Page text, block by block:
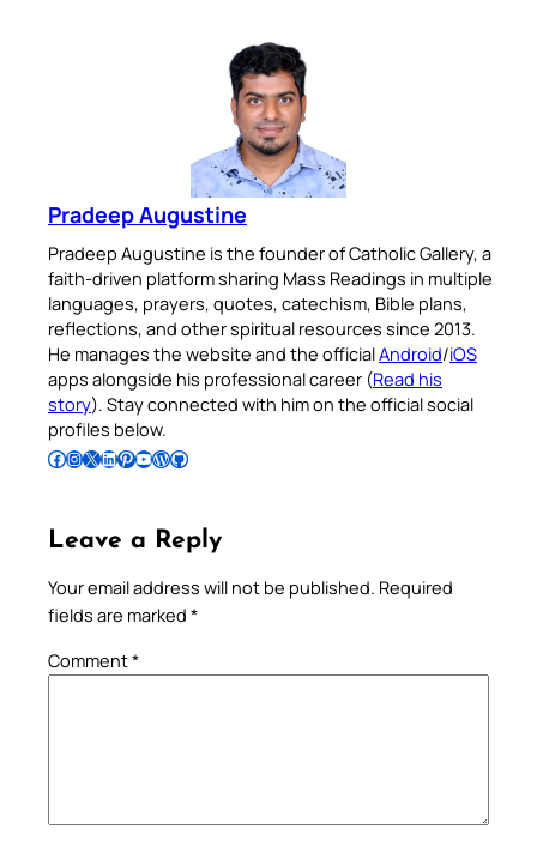
Pradeep Augustine
Pradeep Augustine is the founder of Catholic Gallery, a
faith-driven platform sharing Mass Readings in multiple
languages, prayers, quotes, catechism, Bible plans,
reflections, and other spiritual resources since 2013.
He manages the website and the officialAndroid/iOS
apps alongside his professional career (Read his
story). Stay connected with him on the official social
profiles below.
Follow Pradeep on Facebook Follow Pradeep on InstagramFollow Pradeep on X Follow Pradeep on LinkedIn Follow Pradeep on Pinterest Subscribe to Pradeep’s Youtube Channel Follow Pradeep on WordPress Follow Pradeep on GitHub
Leave a Reply
Your email address will not be published. Required
fields are marked *
Comment*